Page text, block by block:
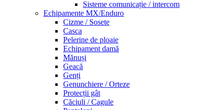
Sisteme comunicație / intercom
Echipamente MX/Enduro
Cizme / Sosete
Casca
Pelerine de ploaie
Echipament damă
Mănuși
Geacă
Genți
Genunchiere / Orteze
Protecții gât
Căciuli / Cagule